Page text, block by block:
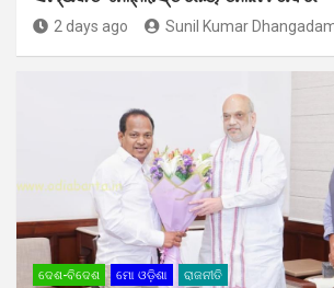
2 days ago Sunil Kumar
ଦେଶ-ବିଦେଶ ମୋ ଓଡ଼ିଶା ରାଜନୀତି